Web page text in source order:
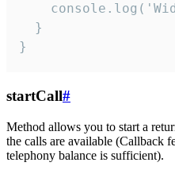
  }
}
startCall#
Method allows you to start a
the calls are available (Callback
telephony balance is sufficient).